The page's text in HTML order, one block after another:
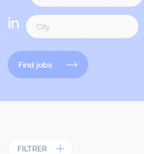
in
Find jobs
FILTRER